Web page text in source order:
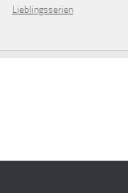
Lieblingsserien